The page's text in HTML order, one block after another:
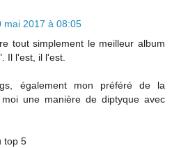
mai 2017 à 08:05
tout simplement le meilleur album
Il l'est, il l'est.
également mon préféré de la
une manière de diptyque avec
top 5